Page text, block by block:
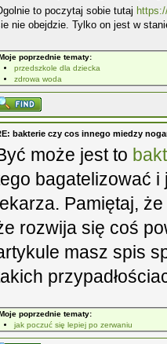
to poczytaj sobie tutaj
nie obejdzie. Tylko on jest w
poprzednie tematy:
przedszkole dla dziecka
zdrowa woda
bakterie czy cos innego miedzy
może jest to
bagatelizować
Pamiętaj,
rozwija się coś
masz spis
poprzednie tematy:
jak poczuć się lepiej po zerwaniu